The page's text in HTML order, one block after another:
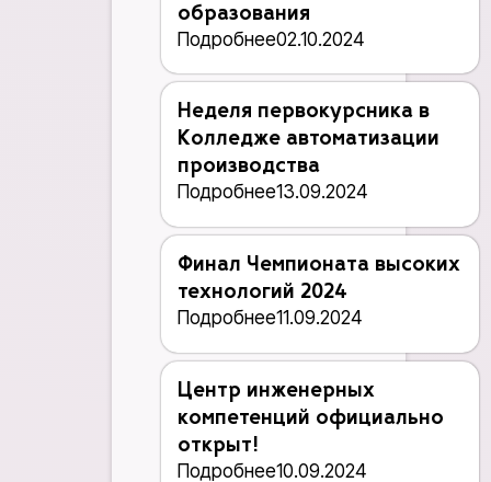
образования
Подробнее02.10.2024
Неделя первокурсника в
Колледже автоматизации
производства
Подробнее13.09.2024
Финал Чемпионата высоких
технологий 2024
Подробнее11.09.2024
Центр инженерных
компетенций официально
открыт!
Подробнее10.09.2024